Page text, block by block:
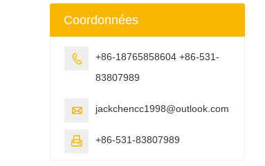
Coordonnées

+86-18765858604 +86-531-
83807989
 jackchencc1998@outlook.com
 +86-531-83807989